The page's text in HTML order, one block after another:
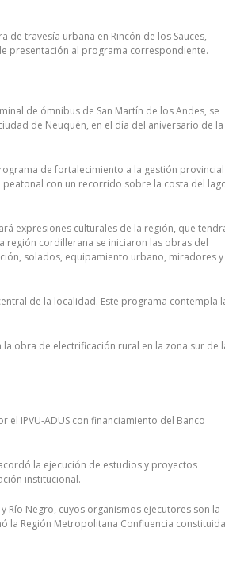
travesía urbana en Rincón de los Sauces,
presentación al programa correspondiente.
de ómnibus de San Martín de los Andes, se
de Neuquén, en el día del aniversario de la
de fortalecimiento a la gestión provincial
con un recorrido sobre la costa del
expresiones culturales de la región, que
región cordillerana se iniciaron las obras del
solados, equipamiento urbano, miradores y
de la localidad. Este programa contempla
la obra de electrificación rural en la zona sur de
IPVU-ADUS con financiamiento del Banco
la ejecución de estudios y proyectos
institucional.
Río Negro, cuyos organismos ejecutores son la
la Región Metropolitana Confluencia constituida